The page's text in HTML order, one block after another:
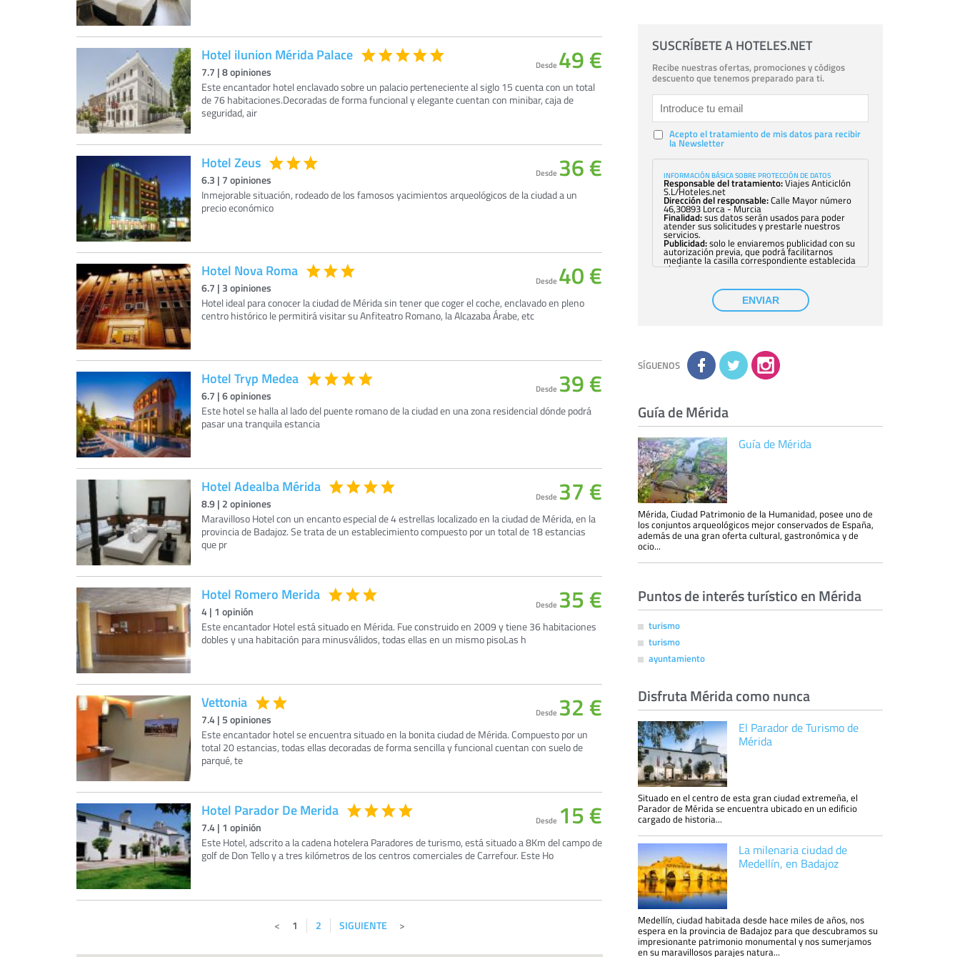
Hotel ilunion Mérida Palace
7.7 | 8opiniones
Este encantador hotel enclavado sobre un palacio perteneciente al siglo 15 cuenta con un total
de 76 habitaciones.Decoradas de forma funcional y elegante cuentan con minibar, caja de
seguridad, air
Desde 49 €
Hotel Zeus
6.3 | 7 opiniones
Inmejorable situación, rodeado de los famosos yacimientos arqueológicos de la ciudad a un
precio económico
Desde 36 €
Hotel Nova Roma
6.7 | 3 opiniones
Hotel ideal para conocer la ciudad de Mérida sin tener que coger el coche, enclavado en pleno
centro histórico le permitirá visitar su Anfiteatro Romano, la Alcazaba Árabe, etc
Desde 40 €
Hotel Tryp Medea
6.7 | 6opiniones
Este hotel se halla al lado del puente romano de la ciudad en una zona residencial dónde podrá
pasar una tranquila estancia
Desde 39 €
Hotel Adealba Mérida
8.9 | 2 opiniones
Maravilloso Hotel con un encanto especial de 4 estrellas localizado en la ciudad de Mérida, en la
provincia de Badajoz. Se trata de un establecimiento compuesto por un total de 18 estancias
que pr
Desde 37 €
Hotel Romero Merida
4 | 1 opinión
Este encantador Hotel está situado en Mérida. Fue construido en 2009 y tiene 36 habitaciones
dobles y una habitación para minusválidos, todas ellas en un mismo pisoLas h
Desde 35 €
Vettonia
7.4 | 5 opiniones
Este encantador hotel se encuentra situado en la bonita ciudad de Mérida. Compuesto por un
total 20 estancias, todas ellas decoradas de forma sencilla y funcional cuentan con suelo de
parqué, te
Desde 32 €
Hotel Parador De Merida
7.4 | 1 opinión
Este Hotel, adscrito a la cadena hotelera Paradores de turismo, está situado a 8Km del campo de
golf de Don Tello y a tres kilómetros de los centros comerciales de Carrefour. Este Ho
Desde 15 €
1 2 SIGUIENTE
SUSCRÍBETE A HOTELES.NET
Recibe nuestras ofertas, promociones y códigos
descuento que tenemos preparado para ti.
Acepto el tratamiento de mis datos para recibir
la Newsletter
INFORMACIÓN BÁSICA SOBRE PROTECCIÓN DE DATOS
Responsable del tratamiento:Viajes Anticiclón
S.L/Hoteles.net
Dirección del responsable:Calle Mayor número
46,30893 Lorca - Murcia
Finalidad:sus datos serán usados para poder
atender sus solicitudes y prestarle nuestros
servicios.
Publicidad:solo le enviaremos publicidad con su
autorización previa, que podrá facilitarnos
mediante la casilla correspondiente establecida
al efecto.
con su consentimiento previo, que podrá
facilitarnos mediante la casilla correspondiente
establecida al efecto.
Destinatarios:con carácter general, sólo el
Derechos:tiene derecho a saber qué
información tenemos sobre usted, corregirla y
eliminarla, tal y como se explica en la
información adicional disponible en nuestra
la información adicional y detallada sobre cómo
tratamos sus datos en la
ENVIAR
SÍGUENOS
Guía de Mérida
Guía de Mérida
Mérida, Ciudad Patrimonio de la Humanidad, posee uno de
los conjuntos arqueológicos mejor conservados de España,
además de una gran oferta cultural, gastronómica y de
ocio...
Puntos de interés turístico en Mérida
turismo
turismo
ayuntamiento
Disfruta Mérida como nunca
El Parador de Turismo de
Mérida
Situado en el centro de esta gran ciudad extremeña, el
Parador de Mérida se encuentra ubicado en un edificio
cargado de historia...
La milenaria ciudad de
Medellín, en Badajoz
Medellín, ciudad habitada desde hace miles de años, nos
espera en la provincia de Badajoz para que descubramos su
impresionante patrimonio monumental y nos sumerjamos
en su maravillosos parajes natura...